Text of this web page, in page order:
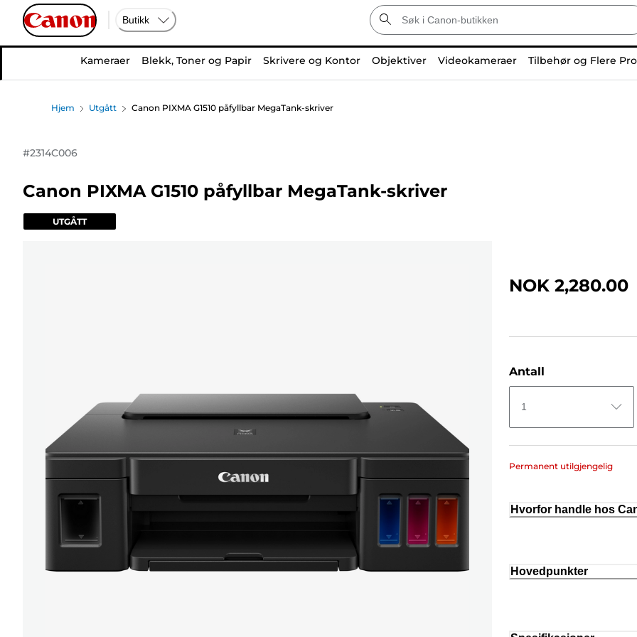
Butikk
Kameraer Blekk, Toner og Papir Skrivere og Kontor Objektiver Videokameraer Tilbehør og Flere
Hjem Utgått Canon PIXMA G1510 påfyllbar MegaTank-skriver
#2314C006
Canon PIXMA G1510 påfyllbar MegaTank-skriver
UTGÅTT
NOK 2,280.00
Antall
1
Permanent utilgjengelig
Hvorfor handle hos
Hovedpunkter